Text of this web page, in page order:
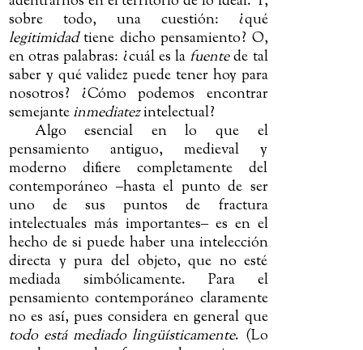
sobre todo, una cuestión: ¿qué
legitimidadtiene dicho pensamiento? O,
en otras palabras: ¿cuál es la fuentede tal
saber y qué validez puede tener hoy para
nosotros? ¿Cómo podemos encontrar
semejanteinmediatezintelectual?
Algo esencial en lo que el
pensamiento antiguo, medieval y
moderno difiere completamente del
contemporáneo‒hasta el punto de ser
uno de sus puntos de fractura
intelectuales más importantes‒es en el
hecho de si puede haber una intelección
directa y pura del objeto, que no esté
mediada simbólicamente. Para el
pensamiento contemporáneo claramente
no es así, pues considera en general que
todo está mediado lingüísticamente. (Lo